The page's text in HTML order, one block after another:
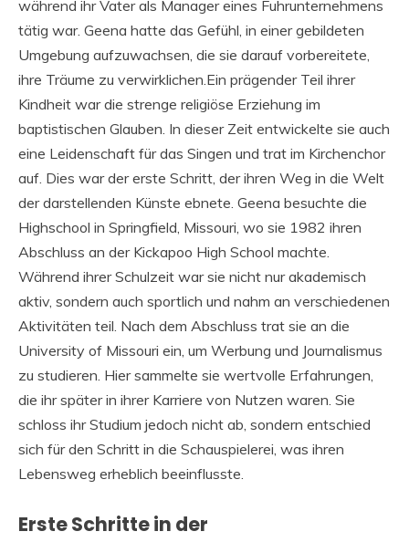
während ihr Vater als Manager eines Fuhrunternehmens
tätig war. Geena hatte das Gefühl, in einer gebildeten
Umgebung aufzuwachsen, die sie darauf vorbereitete,
ihre Träume zu verwirklichen.Ein prägender Teil ihrer
Kindheit war die strenge religiöse Erziehung im
baptistischen Glauben. In dieser Zeit entwickelte sie auch
eine Leidenschaft für das Singen und trat im Kirchenchor
auf. Dies war der erste Schritt, der ihren Weg in die Welt
der darstellenden Künste ebnete. Geena besuchte die
Highschool in Springfield, Missouri, wo sie 1982 ihren
Abschluss an der Kickapoo High School machte.
Während ihrer Schulzeit war sie nicht nur akademisch
aktiv, sondern auch sportlich und nahm an verschiedenen
Aktivitäten teil. Nach dem Abschluss trat sie an die
University of Missouri ein, um Werbung und Journalismus
zu studieren. Hier sammelte sie wertvolle Erfahrungen,
die ihr später in ihrer Karriere von Nutzen waren. Sie
schloss ihr Studium jedoch nicht ab, sondern entschied
sich für den Schritt in die Schauspielerei, was ihren
Lebensweg erheblich beeinflusste.
Erste Schritte in der